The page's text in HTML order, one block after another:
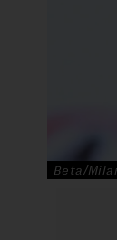
Beta/